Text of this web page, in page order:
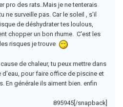
pro des rats..Mais je ne tenterais
ne surveille pas. Car le soleil , s'il
de déshydrater tes loulous,
chopper un bon rhume. C'est les
risques je trouve
de chaleur, tu peux mettre dans
d'eau, pour faire office de piscine et
En générale ils aiment bien. enfin
895945[/snapback]